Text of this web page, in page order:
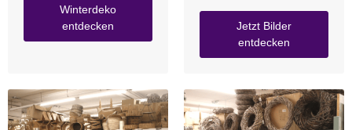
Winterdeko
entdecken
Jetzt Bilder
entdecken